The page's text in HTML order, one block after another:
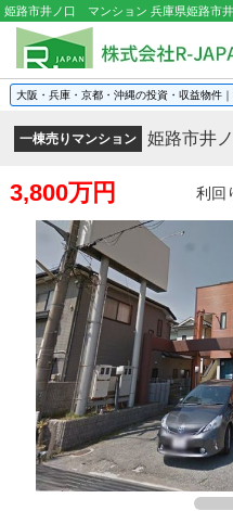
大阪・兵庫・京都・沖縄の投資・収益物件
一棟売りマンション 姫路市井
3,800万円 利回